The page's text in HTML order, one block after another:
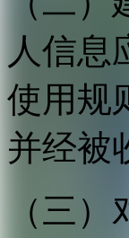
人信息
使用规
并经被
（三